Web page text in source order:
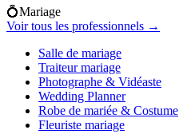
💍Mariage
Voir tous les professionnels →
Salle de mariage
Traiteur mariage
Photographe & Vidéaste
Wedding Planner
Robe de mariée & Costume
Fleuriste mariage